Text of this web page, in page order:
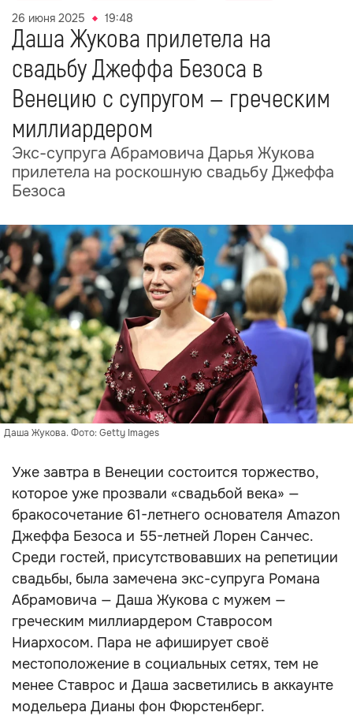
26 июня 2025 19:48
Даша Жукова прилетела на
свадьбу Джеффа Безоса в
Венецию с супругом — греческим
миллиардером
Экс-супруга Абрамовича Дарья Жукова
прилетела на роскошную свадьбу Джеффа
Безоса
Даша Жукова. Фото: Getty Images
Уже завтра в Венеции состоится торжество,
которое уже прозвали «свадьбой века» —
бракосочетание 61-летнего основателя Amazon
Джеффа Безоса и 55-летней Лорен Санчес.
Среди гостей, присутствовавших на репетиции
свадьбы, была замечена экс-супруга Романа
Абрамовича — Даша Жукова с мужем —
греческим миллиардером Ставросом
Ниархосом. Пара не афиширует своё
местоположение в социальных сетях, тем не
менее Ставрос и Даша засветились в аккаунте
модельера Дианы фон Фюрстенберг.